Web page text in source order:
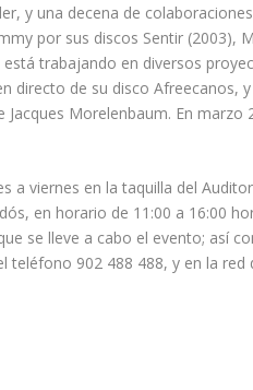
y una decena de
por sus discos Sentir (2003),
trabajando en diversos
directo de su discoAfreecanos,
Morelenbaum. En marzo
a viernes en la taquilla del
en horario de 11:00 a 16:00
se lleve a cabo el evento; así
teléfono 902 488 488, y en la red